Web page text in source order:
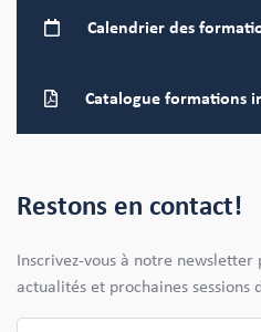
Calendrier des
Catalogue formations
Restons en contact!
Inscrivez-vous à notre
actualités et prochaines sessions